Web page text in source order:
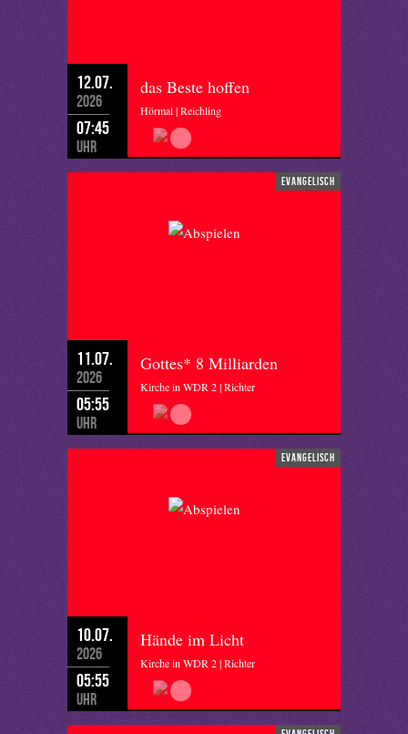
12.07.
2026
07:45
Uhr
das Beste hoffen
Hörmal | Reichling
evangelisch
11.07.
2026
05:55
Uhr
Gottes* 8 Milliarden
Kirche in WDR 2 | Richter
evangelisch
10.07.
2026
05:55
Uhr
Hände im Licht
Kirche in WDR 2 | Richter